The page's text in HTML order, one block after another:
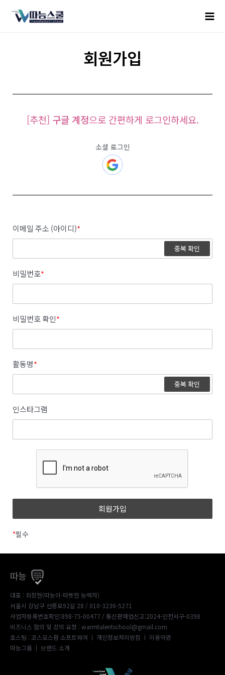
회원가입
[추천] 구글 계정으로 간편하게 로그인하세요.
소셜 로그인
이메일 주소 (아이디)*
중복 확인
비밀번호*
비밀번호 확인*
활동명*
중복 확인
인스타그램
*필수
따능
대표 : 최창현(따능이-따뜻한 능력자)
서울시 강남구 선릉로92길 28 / 010-3236-5271
사업자등록번호확인:898-75-00477 / 통신판매업신고:2024-인천서구-0398
비즈니스 협의 및 강의 요청 : warmtalentschool@gmail.com
호스팅 : 코스모스팜 소프트웨어 ㅣ 개인정보처리방침 ㅣ 이용약관
따능그룹 ㅣ 브랜드 소개